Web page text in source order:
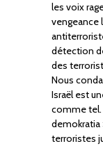
les voix
vengeance
détection
des
Nous
Israël est
comme tel.
terroristes